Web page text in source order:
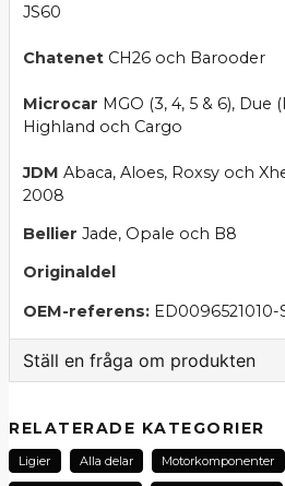
JS60
Chatenet CH26 och Barooder
Microcar MGO (3, 4, 5 & 6), Due
Highland och Cargo
JDM Abaca, Aloes, Roxsy och
2008
Bellier Jade, Opale och B8
Originaldel
OEM-referens: ED0096521010-
Ställ en fråga om produkten
Fråga oss om denna
RELATERADE KATEGORIER
Ligier Alla delar Motorkomponenter